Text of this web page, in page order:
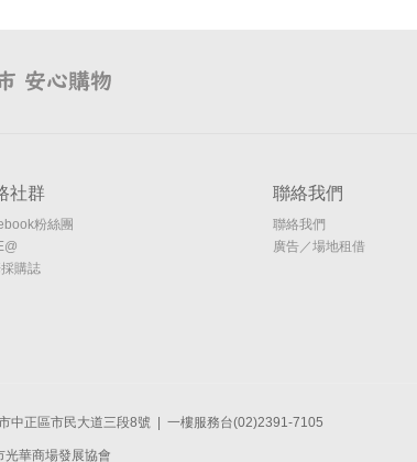
社群
粉絲團
購誌
聯絡我們
聯絡我們
廣告／場地租借
中正區市民大道三段8號 | 一樓服務台(02)2391-7105
光華商場發展協會